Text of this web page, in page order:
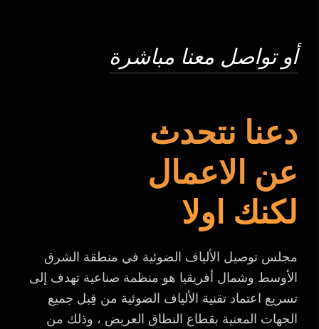
أو تواصل معنا مباشرة
دعنا نتحدث
عن الاعمال
لكنك اولا
مجلس توصيل الألياف الضوئية في منطقة الشرق
الأوسط وشمال أفريقيا هو منظمة صناعية تهدف إلى
تسريع اعتماد تقنية الألياف الضوئية من قِبل جميع
الجهات المعنية بقطاع النطاق العريض ، وذلك من